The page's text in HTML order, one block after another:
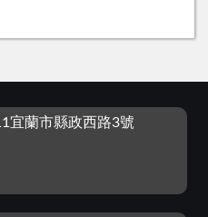
宜蘭市縣政西路3號